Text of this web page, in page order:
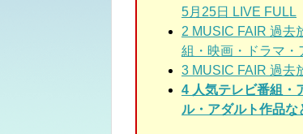
5月25日 LIVE FULL
2 MUSIC FAIR 過去
組・映画・ドラマ・
3 MUSIC FAIR 過去
4 人気テレビ番組・
ル・アダルト作品